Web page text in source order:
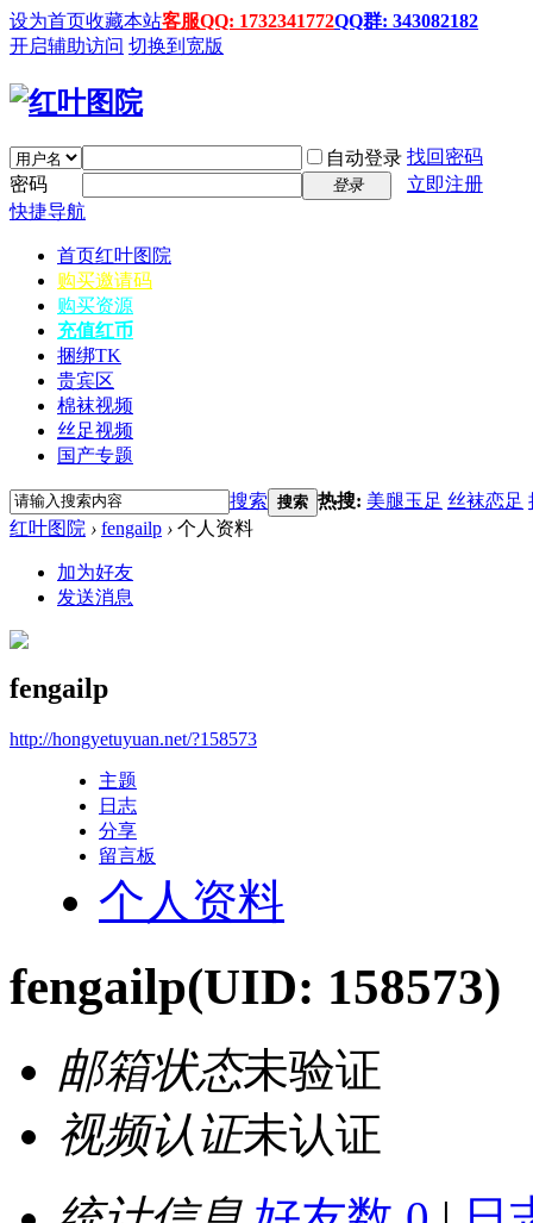
设为首页收藏本站客服QQ: 1732341772QQ群: 343082182
开启辅助访问 切换到宽版
自动登录 找回密码
密码
登录
立即注册
快捷导航
首页红叶图院
购买邀请码
购买资源
充值红币
捆绑TK
贵宾区
棉袜视频
丝足视频
国产专题
搜索 搜索 热搜: 美腿玉足 丝袜恋足
红叶图院 › fengailp › 个人资料
加为好友
发送消息
fengailp
http://hongyetuyuan.net/?158573
主题
日志
分享
留言板
个人资料
fengailp(UID: 158573)
邮箱状态未验证
视频认证未认证